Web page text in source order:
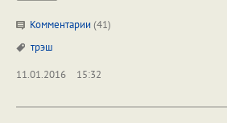
Комментарии (41)
трэш
11.01.2016
15:32